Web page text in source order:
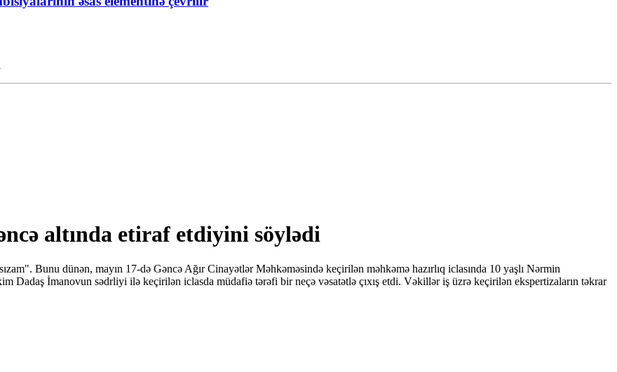
altında etiraf etdiyini söylədi
Bunu dünən, mayın 17-də Gəncə Ağır Cinayətlər Məhkəməsində keçirilən məhkəmə hazırlıq iclasında 10 yaşlı Nərmin
Dadaş İmanovun sədrliyi ilə keçirilən iclasda müdafiə tərəfi bir neçə vəsatətlə çıxış etdi. Vəkillər iş üzrə keçirilən ekspertizaların təkrar